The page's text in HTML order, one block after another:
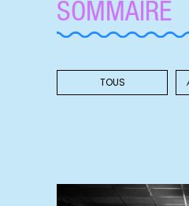
SOMMAIRE
TOUS